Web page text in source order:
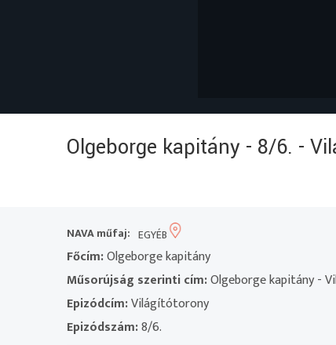
Olgeborge kapitány - 8/6. -
NAVA műfaj: EGYÉB
Főcím:Olgeborge kapitány
Műsorújság szerinti cím:Olgeborge kapitány -
Epizódcím:Világítótorony
Epizódszám:8/6.